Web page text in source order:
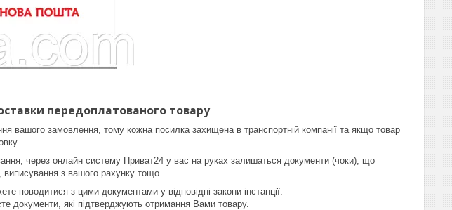
передоплатованого товару
вашого замовлення, тому кожна посилка захищена в транспортній компанії та якщо товар
через онлайн систему Приват24 у вас на руках залишаться документи (чоки), що
виписування з вашого рахунку тощо.
з цими документами у відповідні закони інстанції.
документи, які підтверджують отримання Вами товару.